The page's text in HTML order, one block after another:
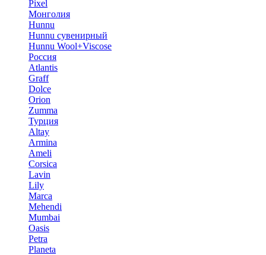
Pixel
Монголия
Hunnu
Hunnu сувенирный
Hunnu Wool+Viscose
Россия
Atlantis
Graff
Dolce
Orion
Zumma
Турция
Altay
Armina
Ameli
Corsica
Lavin
Lily
Marca
Mehendi
Mumbai
Oasis
Petra
Planeta